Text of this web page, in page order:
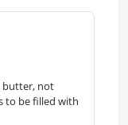
butter, not
to be filled with